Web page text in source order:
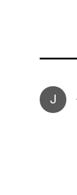
J